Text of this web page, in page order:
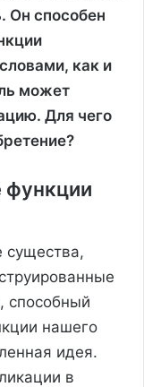
Он способен
как и
может
Для чего
функции
способный
нашего
идея.
в